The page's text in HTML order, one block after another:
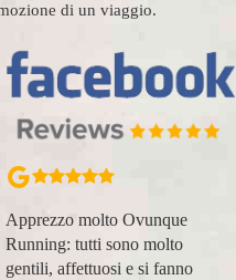
di un viaggio.
Organizzazione perfetta,
accompagnatori super
(Massimo e Anna). Prima